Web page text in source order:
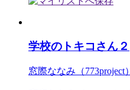
学校のトキコさん２
窓際ななみ（773project）